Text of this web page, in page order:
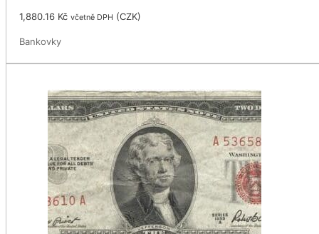
1,880.16 Kč včetně DPH (CZK)
Bankovky